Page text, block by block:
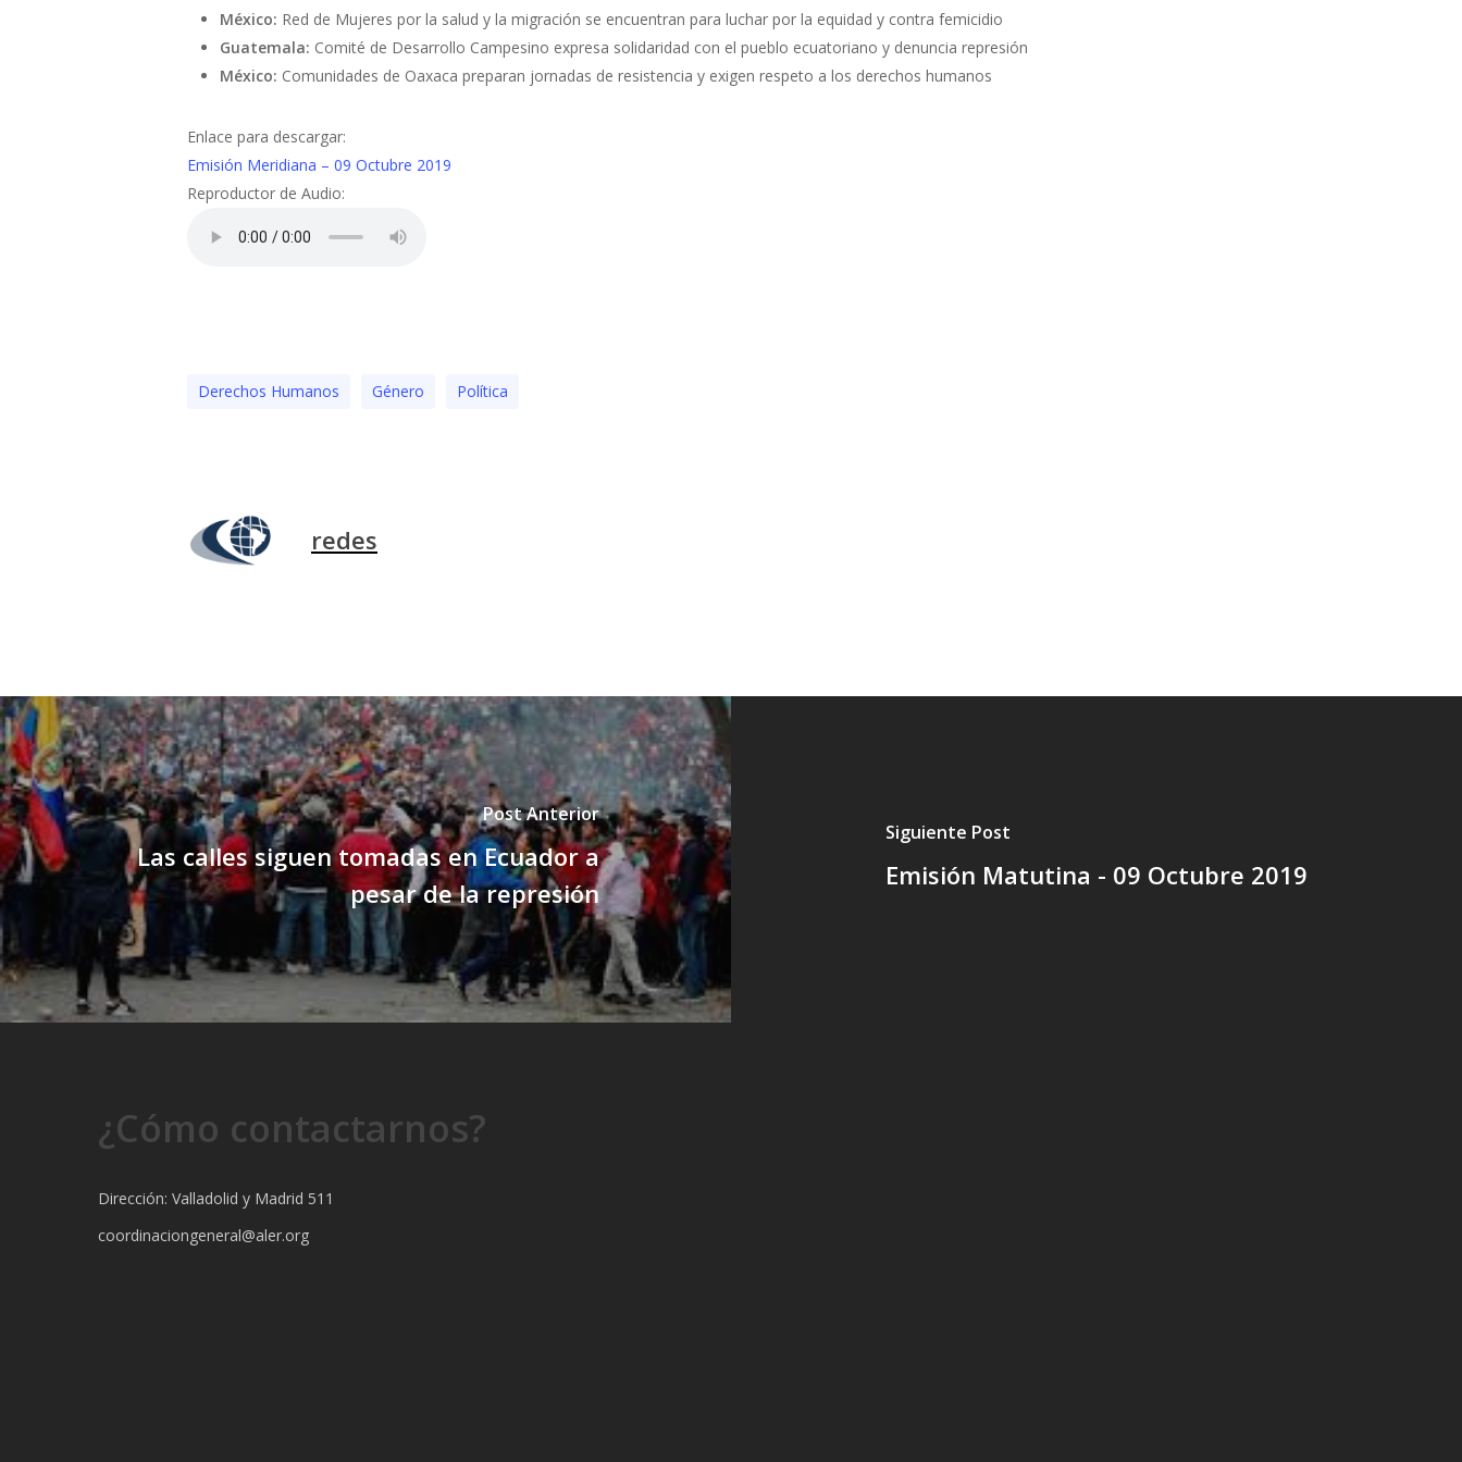
México: Red de Mujeres por la salud y la migración se encuentran para luchar por la equidad y contra femicidio
Guatemala: Comité de Desarrollo Campesino expresa solidaridad con el pueblo ecuatoriano y denuncia represión
México: Comunidades de Oaxaca preparan jornadas de resistencia y exigen respeto a los derechos humanos
Enlace para descargar:
Emisión Meridiana – 09 Octubre 2019
Reproductor de Audio:
Derechos Humanos Género Polí­tica
redes
Post Anterior
Las calles siguen tomadas en Ecuador a
pesar de la represión
Siguiente Post
Emisión Matutina - 09 Octubre 2019
¿Cómo contactarnos?
Dirección: Valladolid y Madrid 511
coordinaciongeneral@aler.org